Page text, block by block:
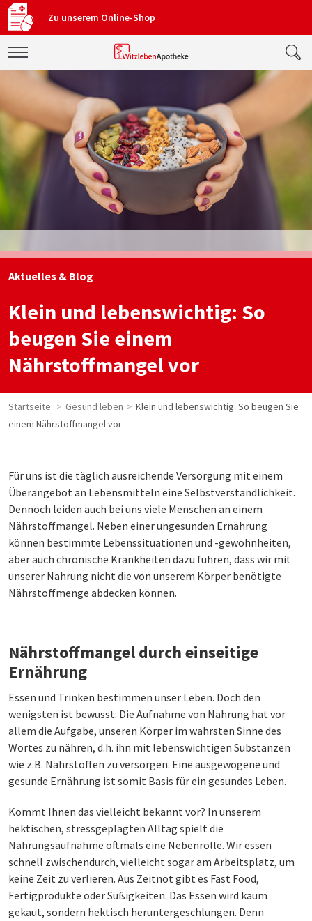
Zu unserem Online-Shop
Aktuelles & Blog
Klein und lebenswichtig: So
beugen Sie einem
Nährstoffmangel vor
Startseite Gesund leben
Klein und lebenswichtig: So beugen Sie
einem Nährstoffmangel vor
Für uns ist die täglich ausreichende Versorgung mit einem
Überangebot an Lebensmitteln eine Selbstverständlichkeit.
Dennoch leiden auch bei uns viele Menschen an einem
Nährstoffmangel. Neben einer ungesunden Ernährung
können bestimmte Lebenssituationen und -gewohnheiten,
aber auch chronische Krankheiten dazu führen, dass wir mit
unserer Nahrung nicht die von unserem Körper benötigte
Nährstoffmenge abdecken können.
Nährstoffmangel durch einseitige
Ernährung
Essen und Trinken bestimmen unser Leben. Doch den
wenigsten ist bewusst: Die Aufnahme von Nahrung hat vor
allem die Aufgabe, unseren Körper im wahrsten Sinne des
Wortes zu nähren, d.h. ihn mit lebenswichtigen Substanzen
wie z.B. Nährstoffen zu versorgen. Eine ausgewogene und
gesunde Ernährung ist somit Basis für ein gesundes Leben.
Kommt Ihnen das vielleicht bekannt vor? In unserem
hektischen, stressgeplagten Alltag spielt die
Nahrungsaufnahme oftmals eine Nebenrolle. Wir essen
schnell zwischendurch, vielleicht sogar am Arbeitsplatz, um
keine Zeit zu verlieren. Aus Zeitnot gibt es Fast Food,
Fertigprodukte oder Süßigkeiten. Das Essen wird kaum
gekaut, sondern hektisch heruntergeschlungen. Denn